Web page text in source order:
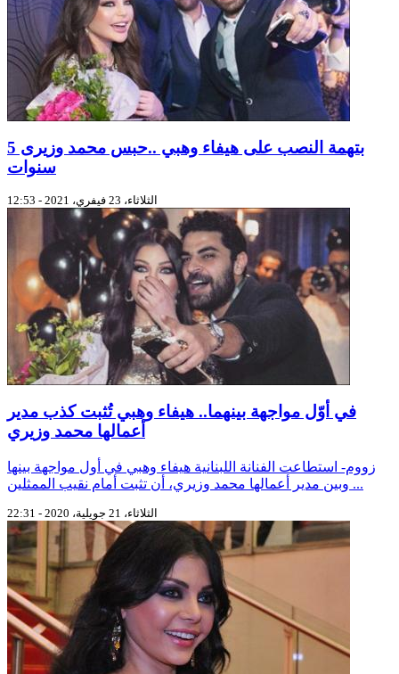
بتهمة النصب على هيفاء وهبي ..حبس محمد وزيرى 5
سنوات
الثلاثاء، 23 فيفري، 2021 - 12:53
في أوّل مواجهة بينهما.. هيفاء وهبي تُثبت كذب مدير
أعمالها محمد وزيري
زووم- استطاعت الفنانة اللبنانية هيفاء وهبي في أول مواجهة بينها
وبين مدير أعمالها محمد وزيري، أن تثبت أمام نقيب الممثلين ...
الثلاثاء، 21 جويلية، 2020 - 22:31